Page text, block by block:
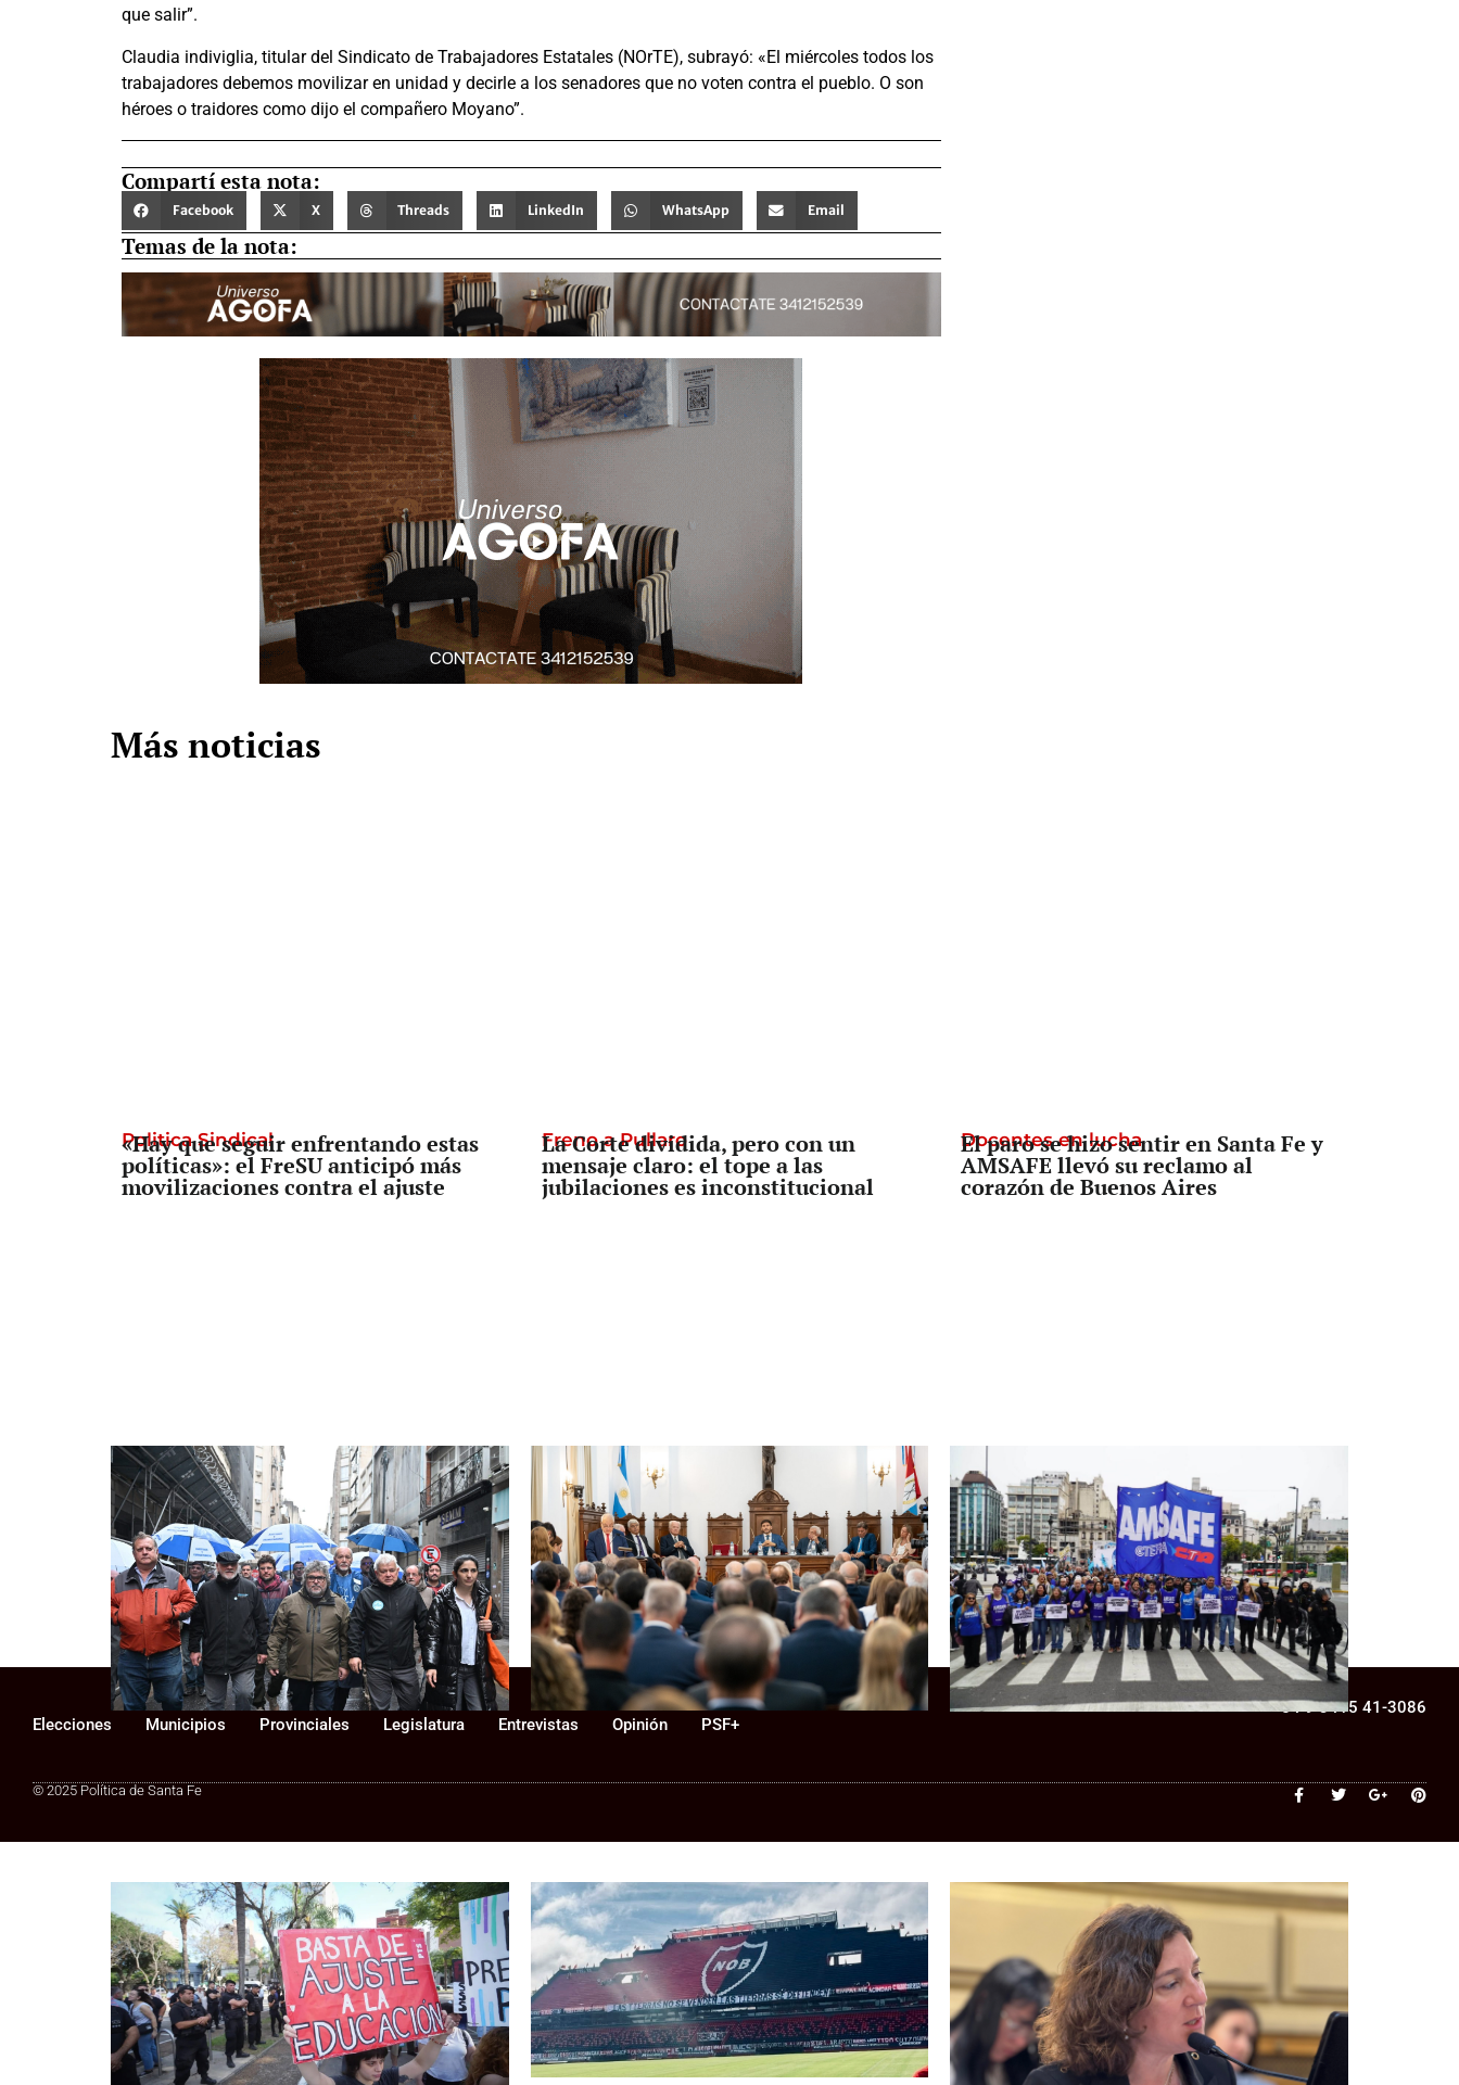
que salir”.
Claudia indiviglia, titular del Sindicato de Trabajadores Estatales (NOrTE), subrayó: «El miércoles todos los
trabajadores debemos movilizar en unidad y decirle a los senadores que no voten contra el pueblo. O son
héroes o traidores como dijo el compañero Moyano”.
Compartí esta nota:
Facebook X Threads LinkedIn WhatsApp Email
Temas de la nota:
Más noticias
Politica Sindical
«Hay que seguir enfrentando estas
políticas»: el FreSU anticipó más
movilizaciones contra el ajuste
Freno a Pullaro
La Corte dividida, pero con un
mensaje claro: el tope a las
jubilaciones es inconstitucional
Docentes en lucha
El paro se hizo sentir en Santa Fe y
AMSAFE llevó su reclamo al
corazón de Buenos Aires
Informe lapidario
El informe que complica al
Gobierno: los salarios estatales
fueron la variable de ajuste
Prevención o Censura
Tras el secuestro de una bandera en
Newell’s, la pregunta política es:
¿de qué lado está Pullaro?
Senado
La Legislatura aprobó una ley clave
para una cooperativa de Santa Fe:
¿qué cambia?
Elecciones Municipios Provinciales Legislatura Entrevistas Opinión PSF+
+54 9 3415 41-3086
© 2025 Política de Santa Fe